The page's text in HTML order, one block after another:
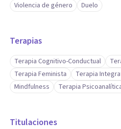
Violencia de género
Duelo
Terapias
Terapia Cognitivo-Conductual
Terapia Feminista
Terapia
Mindfulness
Terapia
Titulaciones